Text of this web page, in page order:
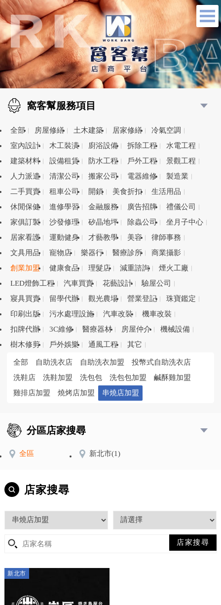
窩客幫服務項目
全部 房屋修繕 土木建築 居家修繕
冷氣空調
室內設計
木工裝潢 廚浴設備 拆除工程
水電工程
建築材料
設備租賃 防水工程 戶外工程
景觀工程
人力派遣
清潔公司 搬家公司 電器維修
製造業
二手買賣
租車公司 開鎖 美食折扣
生活用品
休閒保健
進修學習 金融服務 廣告招牌
禮儀公司
家俱訂製
沙發修理 矽晶地坪 除蟲公司
坐月子中心
居家看護
運動健身 才藝教學 美容
律師事務
文具用品
寵物店 樂器行 醫療診所
商業攝影
創業加盟
健康食品 理髮店 減重諮詢
煙火工廠
LED燈飾工程
汽車買賣 花藝設計
驗屋公司
寢具買賣
留學代辦 觀光農場 營業登記
珠寶鑑定
印刷出版
污水處理設施 汽車改裝
機車改裝
扣牌代辦
3C維修 醫療器材 房屋仲介
機械設備
樹木修剪
戶外娛樂 通風工程 其它
全部 自助洗衣店 自助洗衣加盟
投幣式自助洗衣店
洗鞋店
洗鞋加盟 洗包包 洗包包加盟
鹹酥雞加盟
雞排店加盟
燒烤店加盟 串燒店加盟
分區店家搜尋
全區 新北市(1)
店家搜尋
新北市